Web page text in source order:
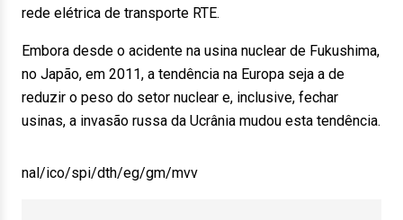
rede elétrica de transporte RTE.
Embora desde o acidente na usina nuclear de Fukushima,
no Japão, em 2011, a tendência na Europa seja a de
reduzir o peso do setor nuclear e, inclusive, fechar
usinas, a invasão russa da Ucrânia mudou esta tendência.
nal/ico/spi/dth/eg/gm/mvv